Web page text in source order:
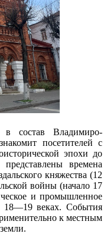
состав Владимиро-
посетителей с
эпохи до
времена
княжества (12
войны (начало 17
и промышленное
18—19 веках. События
к местным